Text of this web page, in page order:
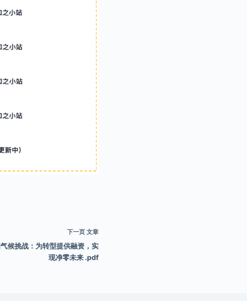
下一页 文章
候挑战：为转型提供融资，实
现净零未来 .pdf